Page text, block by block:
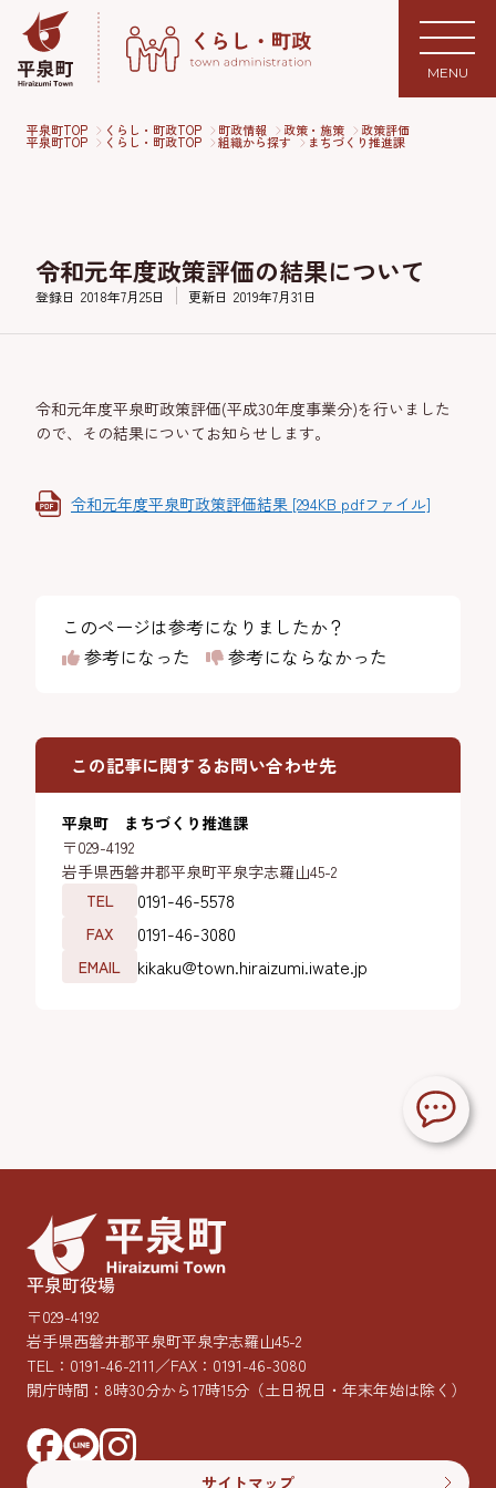
MENU
平泉町TOP くらし・町政TOP 町政情報 政策・施策 政策評価
平泉町TOP くらし・町政TOP 組織から探す まちづくり推進課
令和元年度政策評価の結果について
登録日 2018年7月25日 更新日 2019年7月31日
令和元年度平泉町政策評価(平成30年度事業分)を行いました
ので、その結果についてお知らせします。
令和元年度平泉町政策評価結果 [294KB pdfファイル]
このページは参考になりましたか？
参考になった
参考にならなかった
この記事に関するお問い合わせ先
平泉町 まちづくり推進課
〒029-4192
岩手県西磐井郡平泉町平泉字志羅山45-2
TEL
0191-46-5578
FAX 0191-46-3080
EMAIL kikaku@town.hiraizumi.iwate.jp
平泉町役場
〒029-4192
岩手県西磐井郡平泉町平泉字志羅山45-2
TEL： 0191-46-2111／FAX：0191-46-3080
開庁時間：8時30分から17時15分 （土日祝日・年末年始は除く）
サイトマップ